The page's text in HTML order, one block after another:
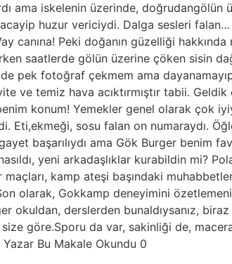
ama iskelenin üzerinde, doğrudangölün
huzur vericiydi. Dalga sesleri
canına! Peki doğanın güzelliği
saatlerde gölün üzerine çöken sisin
pek fotoğraf çekmem ama
ve temiz hava acıktırmıştır tabii.
konum! Yemekler genel olarak çok
sosu falan on numaraydı.
başarılıydı ama Gök Burger benim
yeni arkadaşlıklar kurabildin mi?
kamp ateşi başındaki
olarak, Gokkamp deneyimini
okuldan, derslerden bunaldıysanız,
size göre.Sporu da var, sakinliği de,
Bu Makale Okundu 0